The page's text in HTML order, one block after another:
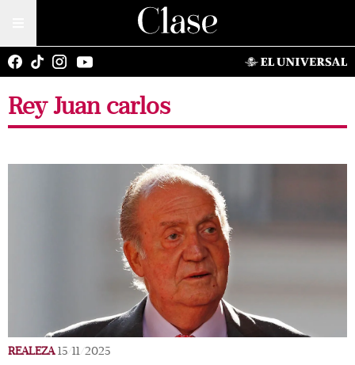
Rey Juan carlos
REALEZA 15/11/2025